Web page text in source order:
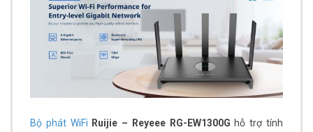
Bộ phát WiFi Ruijie – Reyeee RG-EW1300G hỗ trợ tính